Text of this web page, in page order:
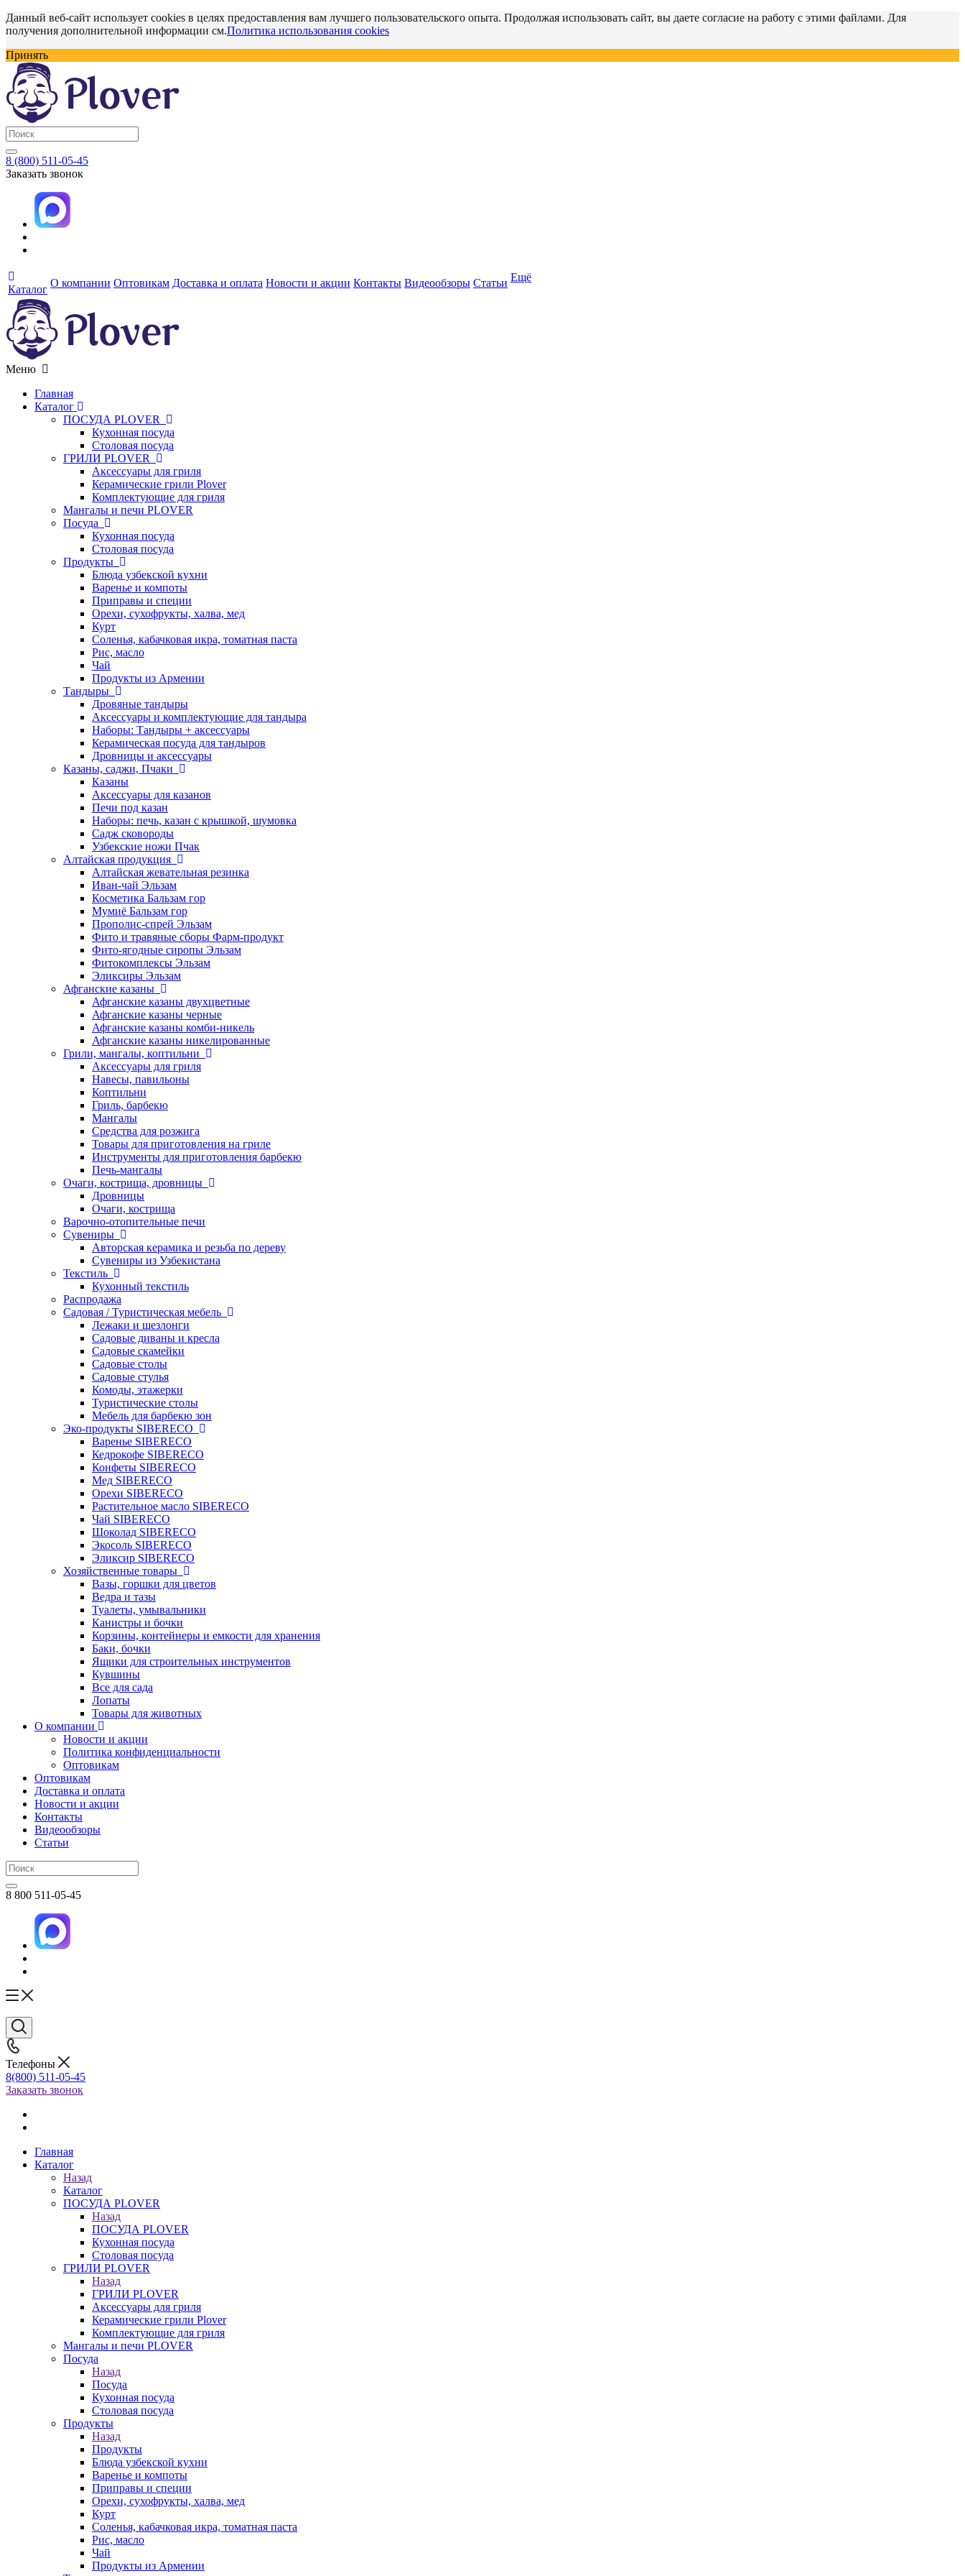
Данный веб-сайт использует cookies в целях предоставления вам лучшего пользовательского опыта. Продолжая использовать сайт, вы даете согласие на работу с этими файлами. Для
получения дополнительной информации см.Политика использования cookies
Принять
8 (800) 511-05-45
Заказать звонок
Каталог
О компании Оптовикам Доставка и оплата Новости и акции Контакты Видеообзоры Статьи Ещё
Меню
Главная
Каталог
ПОСУДА PLOVER
Кухонная посуда
Столовая посуда
ГРИЛИ PLOVER
Аксессуары для гриля
Керамические грили Plover
Комплектующие для гриля
Мангалы и печи PLOVER
Посуда
Кухонная посуда
Столовая посуда
Продукты
Блюда узбекской кухни
Варенье и компоты
Приправы и специи
Орехи, сухофрукты, халва, мед
Курт
Соленья, кабачковая икра, томатная паста
Рис, масло
Чай
Продукты из Армении
Тандыры
Дровяные тандыры
Аксессуары и комплектующие для тандыра
Наборы: Тандыры + аксессуары
Керамическая посуда для тандыров
Дровницы и аксессуары
Казаны, саджи, Пчаки
Казаны
Аксессуары для казанов
Печи под казан
Наборы: печь, казан с крышкой, шумовка
Садж сковороды
Узбекские ножи Пчак
Алтайская продукция
Алтайская жевательная резинка
Иван-чай Эльзам
Косметика Бальзам гор
Мумиё Бальзам гор
Прополис-спрей Эльзам
Фито и травяные сборы Фарм-продукт
Фито-ягодные сиропы Эльзам
Фитокомплексы Эльзам
Эликсиры Эльзам
Афганские казаны
Афганские казаны двухцветные
Афганские казаны черные
Афганские казаны комби-никель
Афганские казаны никелированные
Грили, мангалы, коптильни
Аксессуары для гриля
Навесы, павильоны
Коптильни
Гриль, барбекю
Мангалы
Средства для розжига
Товары для приготовления на гриле
Инструменты для приготовления барбекю
Печь-мангалы
Очаги, кострища, дровницы
Дровницы
Очаги, кострища
Варочно-отопительные печи
Сувениры
Авторская керамика и резьба по дереву
Сувениры из Узбекистана
Текстиль
Кухонный текстиль
Распродажа
Садовая / Туристическая мебель
Лежаки и шезлонги
Садовые диваны и кресла
Садовые скамейки
Садовые столы
Садовые стулья
Комоды, этажерки
Туристические столы
Мебель для барбекю зон
Эко-продукты SIBERECO
Варенье SIBERECO
Кедрокофе SIBERECO
Конфеты SIBERECO
Мед SIBERECO
Орехи SIBERECO
Растительное масло SIBERECO
Чай SIBERECO
Шоколад SIBERECO
Экосоль SIBERECO
Эликсир SIBERECO
Хозяйственные товары
Вазы, горшки для цветов
Ведра и тазы
Туалеты, умывальники
Канистры и бочки
Корзины, контейнеры и емкости для хранения
Баки, бочки
Ящики для строительных инструментов
Кувшины
Все для сада
Лопаты
Товары для животных
О компании
Новости и акции
Политика конфиденциальности
Оптовикам
Оптовикам
Доставка и оплата
Новости и акции
Контакты
Видеообзоры
Статьи
8 800 511-05-45
Телефоны
8(800) 511-05-45
Заказать звонок
Главная
Каталог
Назад
Каталог
ПОСУДА PLOVER
Назад
ПОСУДА PLOVER
Кухонная посуда
Столовая посуда
ГРИЛИ PLOVER
Назад
ГРИЛИ PLOVER
Аксессуары для гриля
Керамические грили Plover
Комплектующие для гриля
Мангалы и печи PLOVER
Посуда
Назад
Посуда
Кухонная посуда
Столовая посуда
Продукты
Назад
Продукты
Блюда узбекской кухни
Варенье и компоты
Приправы и специи
Орехи, сухофрукты, халва, мед
Курт
Соленья, кабачковая икра, томатная паста
Рис, масло
Чай
Продукты из Армении